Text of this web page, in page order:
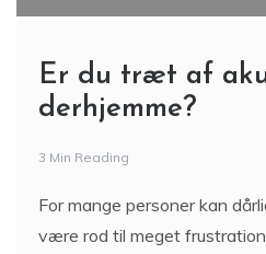
Er du træt af
derhjemme?
3 Min Reading
For mange personer kan
være rod til meget